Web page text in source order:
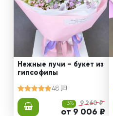
Нежные лучи – букет из
гипсофилы
48
-3% 9 260 ₽
от 9 006 ₽